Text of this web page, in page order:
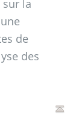
sur la
de
des